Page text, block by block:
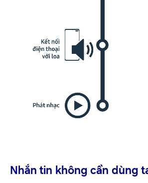
Nhắn tin không cần dùng